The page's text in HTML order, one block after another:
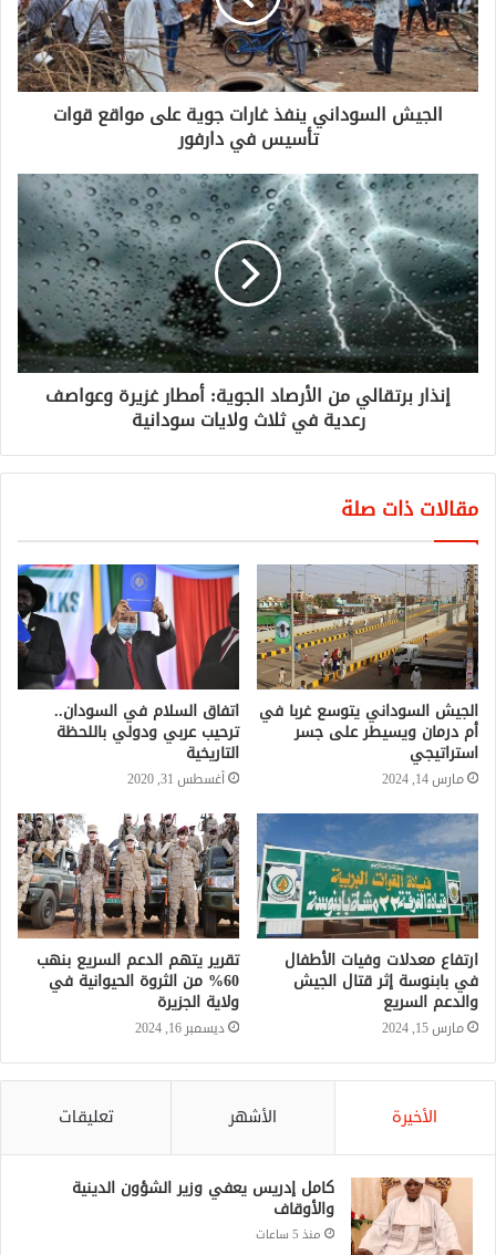
الجيش السوداني ينفذ غارات جوية على مواقع قوات
تأسيس في دارفور
إنذار برتقالي من الأرصاد الجوية: أمطار غزيرة وعواصف
رعدية في ثلاث ولايات سودانية
مقالات ذات صلة
الجيش السوداني يتوسع غربا في
أم درمان ويسيطر على جسر
استراتيجي
مارس 14, 2024
اتفاق السلام في السودان..
ترحيب عربي ودولي باللحظة
التاريخية
أغسطس 31, 2020
ارتفاع معدلات وفيات الأطفال
في بابنوسة إثر قتال الجيش
والدعم السريع
مارس 15, 2024
تقرير يتهم الدعم السريع بنهب
60% من الثروة الحيوانية في
ولاية الجزيرة
ديسمبر 16, 2024
الأخيرة الأشهر تعليقات
كامل إدريس يعفي وزير الشؤون الدينية
والأوقاف
منذ 5 ساعات